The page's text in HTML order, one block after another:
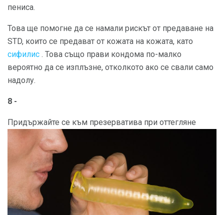
пениса.
Това ще помогне да се намали рискът от предаване на
STD, които се предават от кожата на кожата, като
сифилис . Това също прави кондома по-малко
вероятно да се изплъзне, отколкото ако се свали само
надолу.
8 -
Придържайте се към презерватива при оттегляне